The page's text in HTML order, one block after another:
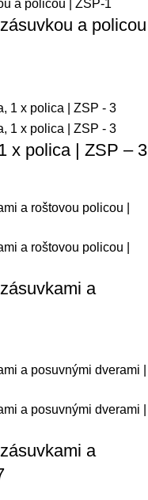
a policou
x polica | ZSP – 3
a
a